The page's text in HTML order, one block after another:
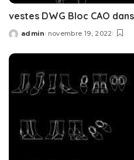
vestes DWG Bloc CAO
Posted
admin novembre 19, 2022